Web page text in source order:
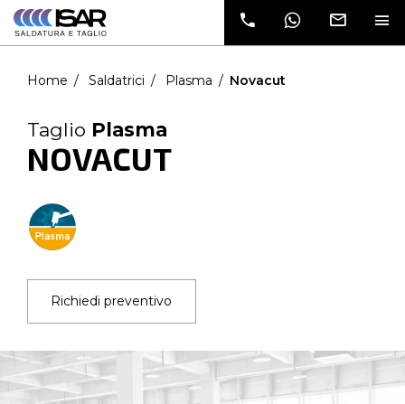
dati e verrai
contatto da
un nostro
Home Saldatrici Plasma Novacut
Taglio Plasma
NOVACUT
Richiedi preventivo